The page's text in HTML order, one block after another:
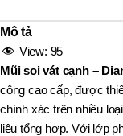
Mô tả
View: 95
Mũi soi vát cạnh –
công cao cấp, được
chính xác trên nhiều
liệu tổng hợp. Với lớp